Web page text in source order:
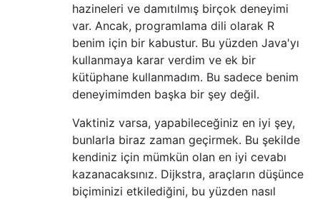
hazineleri ve damıtılmış birçok deneyimi
var. Ancak, programlama dili olarak R
benim için bir kabustur. Bu yüzden Java'yı
kullanmaya karar verdim ve ek bir
kütüphane kullanmadım. Bu sadece benim
deneyimimden başka bir şey değil.
Vaktiniz varsa, yapabileceğiniz en iyi şey,
bunlarla biraz zaman geçirmek. Bu şekilde
kendiniz için mümkün olan en iyi cevabı
kazanacaksınız. Dijkstra, araçların düşünce
biçiminizi etkilediğini, bu yüzden nasıl